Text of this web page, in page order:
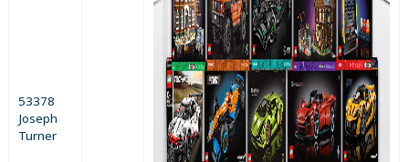
53378
Joseph
Turner